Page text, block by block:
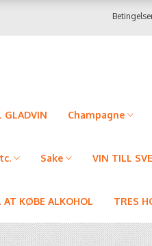
GLADVIN Champagne
Sake VIN TILL
AT KØBE ALKOHOL TRES